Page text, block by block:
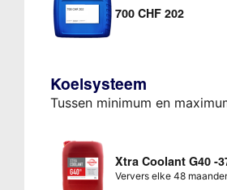
700 CHF 202
Koelsysteem
Tussen minimum en
Xtra Coolant G40 -
Ververs elke 48